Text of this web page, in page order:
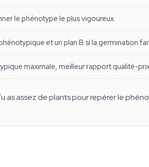
le phénotype le plus vigoureux.
et un plan B si la germination
maximale, meilleur rapport qualité-
assez de plants pour repérer le